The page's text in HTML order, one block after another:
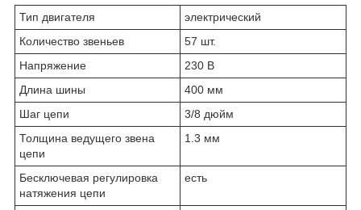
Тип двигателя
электрический
Количество звеньев
57 шт.
Напряжение
230 В
Длина шины
400 мм
Шаг цепи
3/8 дюйм
Толщина ведущего звена
цепи
1.3 мм
Бесключевая регулировка
натяжения цепи
есть